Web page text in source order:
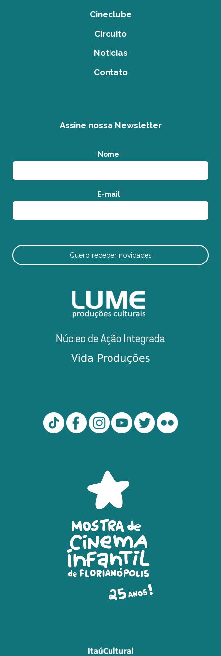
Cineclube
Circuito
Notícias
Contato
Assine nossa Newsletter
Nome *
E-mail *
Quero receber novidades